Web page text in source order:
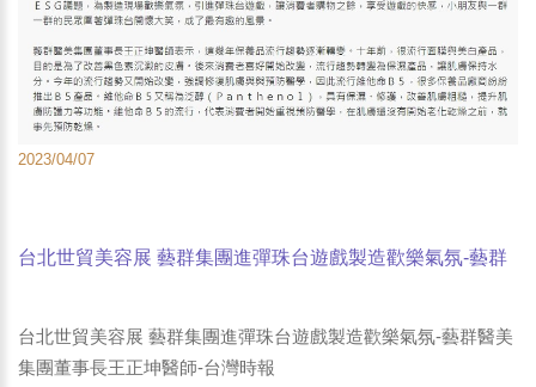
2023/04/07
台北世貿美容展 藝群集團進彈珠台遊戲製造歡樂氣氛-藝群
台北世貿美容展 藝群集團進彈珠台遊戲製造歡樂氣氛-藝群醫美
集團董事長王正坤醫師-台灣時報